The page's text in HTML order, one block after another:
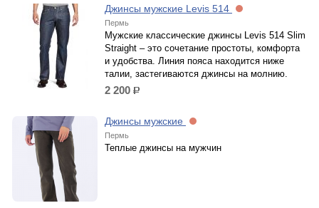
Джинсы мужские Levis 514
Пермь
Мужские классические джинсы Levis 514 Slim
Straight – это сочетание простоты, комфорта
и удобства. Линия пояса находится ниже
талии, застегиваются джинсы на молнию.
2 200 р.
Джинсы мужские
Пермь
Теплые джинсы на мужчин